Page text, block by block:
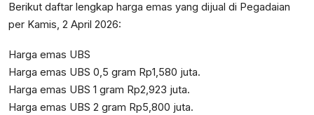
Berikut daftar lengkap harga emas yang dijual di Pegadaian
per Kamis, 2 April 2026:
Harga emas UBS
Harga emas UBS 0,5 gram Rp1,580 juta.
Harga emas UBS 1 gram Rp2,923 juta.
Harga emas UBS 2 gram Rp5,800 juta.